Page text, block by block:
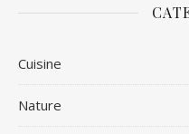
Cuisine
Nature